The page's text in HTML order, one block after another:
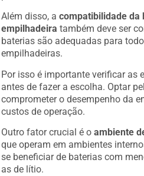
Além disso, acompatibilidade da
empilhadeira também deve ser
baterias são adequadas para
empilhadeiras.
Por isso é importante verificar as
antes de fazer a escolha. Optar
comprometer o desempenho da
custos de operação.
Outro fator crucial é oambiente
que operam em ambientes
se beneficiar de baterias com
as de lítio.